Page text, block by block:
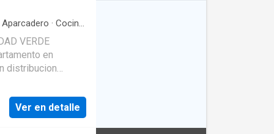
Aparcadero · Cocina
VERDE
en
distribucion
semi integral, zona
y bien
Ver en detalle